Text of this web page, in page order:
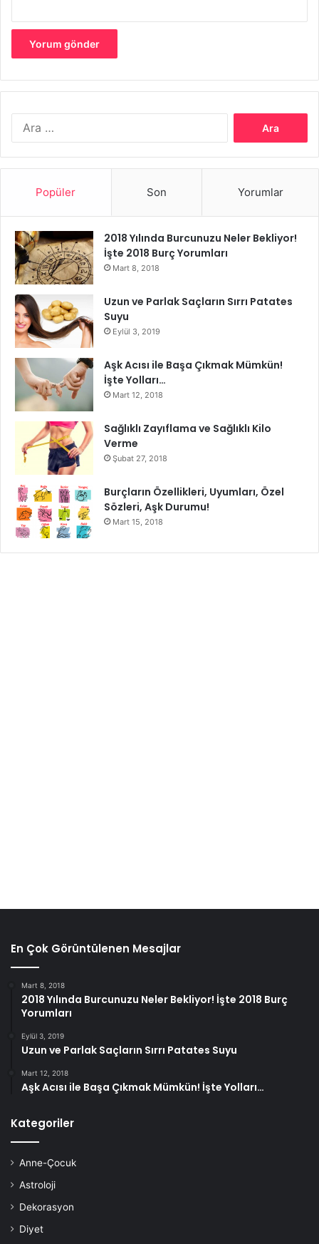
Ev dekorasyonu, evinizi istediğiniz şekli kurmak için
zevklerinin etkileyici bir şekilde sunulduğu bir alandır.
gerekebilir. Öncelikle çevrenizdeki seçenekleri
incelemelisiniz. Yatak odasından, oturma odasına, salona
veya banyoya kadar, evinizi dekore ederken kullanacağınız
unutmayın.
Dekorasyonda Kapı Kolları
Dekorasyonda Pencere İşlemeleri
Popüler Son Yorumlar
2018 Yılında Burcunuzu Neler Bekliyor!
İşte 2018 Burç Yorumları
Mart 8, 2018
Uzun ve Parlak Saçların Sırrı Patates
Suyu
Eylül 3, 2019
Aşk Acısı ile Başa Çıkmak Mümkün!
İşte Yolları…
Mart 12, 2018
Sağlıklı Zayıflama ve Sağlıklı Kilo
Verme
Şubat 27, 2018
Burçların Özellikleri, Uyumları, Özel
Sözleri, Aşk Durumu!
Mart 15, 2018
En Çok Görüntülenen Mesajlar
Mart 8, 2018
2018 Yılında Burcunuzu Neler Bekliyor! İşte 2018 Burç
Yorumları
Eylül 3, 2019
Uzun ve Parlak Saçların Sırrı Patates Suyu
Mart 12, 2018
Aşk Acısı ile Başa Çıkmak Mümkün! İşte Yolları…
Kategoriler
Anne-Çocuk
Astroloji
Dekorasyon
Diyet